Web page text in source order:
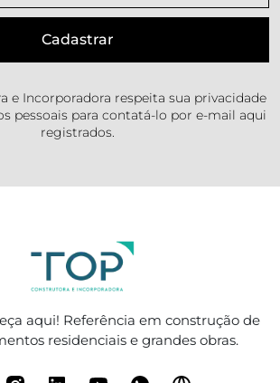
e Incorporadora respeita sua privacidade
pessoais para contatá-lo por e-mail aqui
registrados.
aqui! Referência em construção de
residenciais e grandes obras.